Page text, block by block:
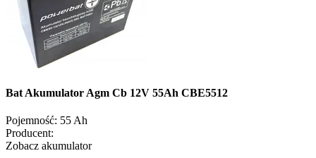
Bat Akumulator Agm Cb 12V 55Ah CBE5512
Pojemność: 55 Ah
Producent:
Zobacz akumulator